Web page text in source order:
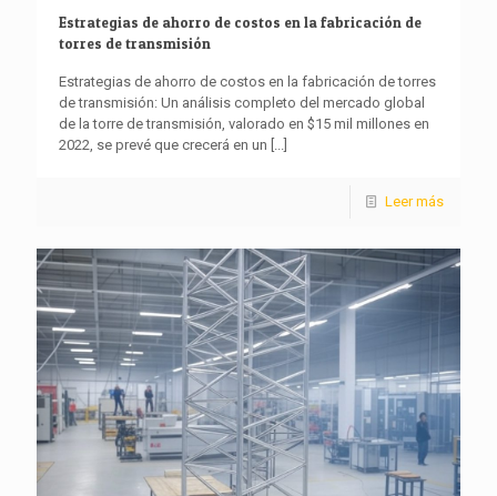
Estrategias de ahorro de costos en la fabricación de
torres de transmisión
Estrategias de ahorro de costos en la fabricación de torres
de transmisión: Un análisis completo del mercado global
de la torre de transmisión, valorado en $15 mil millones en
2022, se prevé que crecerá en un
Leer más